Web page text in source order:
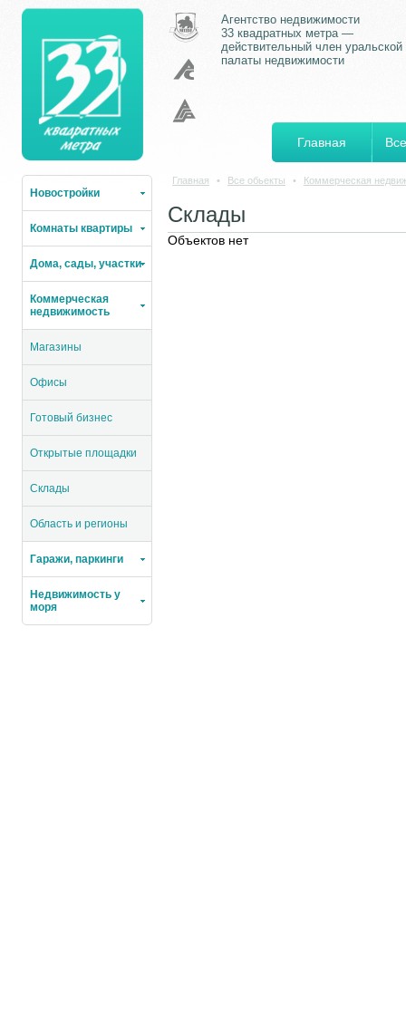
Главная
Агентство недвижимости
33 квадратных метра —
действительный член уральской
палаты недвижимости
Новостройки
Комнаты квартиры
Дома, сады, участки
Коммерческая
недвижимость
Магазины
Офисы
Готовый бизнес
Открытые площадки
Склады
Область и регионы
Гаражи, паркинги
Недвижимость у
моря
Главная • Все обьекты • Коммерческая
Склады
Объектов нет